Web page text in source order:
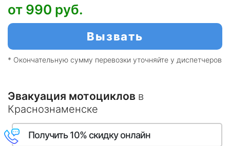
Вызвать
от 990 руб.
* Окончательную сумму перевозки уточняйте у диспетчеров
Эвакуация мотоциклов в
Краснознаменске
Получить 10% скидку онлайн